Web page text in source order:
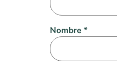
Nombre *